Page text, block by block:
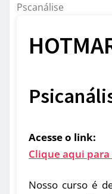
Pscanálise
Acesse o link:
Clique aqui para
Nosso curso é